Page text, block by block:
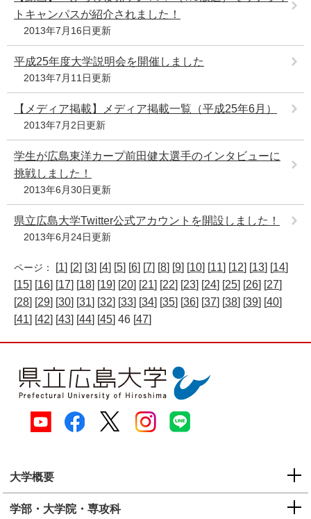
トキャンパスが紹介されました！
2013年7月16日更新
平成25年度大学説明会を開催しました
2013年7月11日更新
【メディア掲載】メディア掲載一覧（平成25年6月）
2013年7月2日更新
学生が広島東洋カープ前田健太選手のインタビューに
挑戦しました！
2013年6月30日更新
県立広島大学Twitter公式アカウントを開設しました！
2013年6月24日更新
ページ： [1] [2] [3] [4] [5] [6] [7] [8] [9] [10] [11] [12] [13] [14]
[15] [16] [17] [18] [19] [20] [21] [22] [23] [24] [25] [26] [27]
[28] [29] [30] [31] [32] [33] [34] [35] [36] [37] [38] [39] [40]
[41] [42] [43] [44] [45] 46 [47]
大学概要
学部・大学院・専攻科